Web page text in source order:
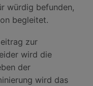
würdig befunden,
begleitet.
zur
wird die
der
wird das